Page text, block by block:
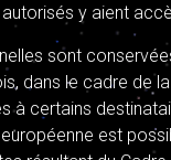
y aient
sont
dans le cadre de
à certains
européenne est